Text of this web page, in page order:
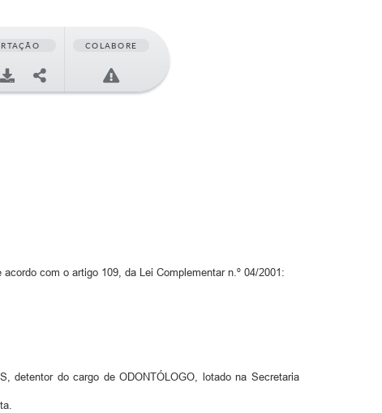
COLABORE
com o artigo 109, da Lei Complementar n.º 04/2001:
detentor do cargo de ODONTÓLOGO, lotado na Secretaria